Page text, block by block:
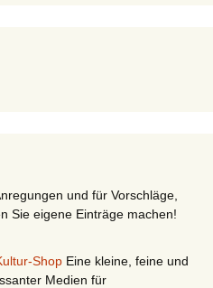
und für Vorschläge,
Sie eigene Einträge machen!
Shop Eine kleine, feine und
Medien für